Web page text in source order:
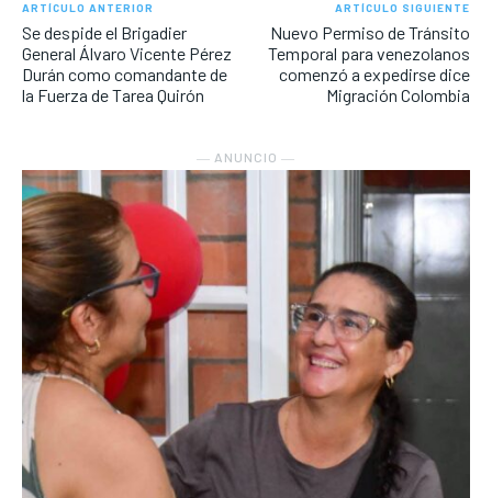
ARTÍCULO ANTERIOR
Se despide el Brigadier
General Álvaro Vicente Pérez
Durán como comandante de
la Fuerza de Tarea Quirón
ARTÍCULO SIGUIENTE
Nuevo Permiso de Tránsito
Temporal para venezolanos
comenzó a expedirse dice
Migración Colombia
― ANUNCIO ―